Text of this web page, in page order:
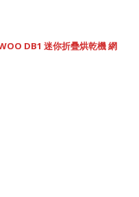
DB1 迷你折疊烘乾機 網